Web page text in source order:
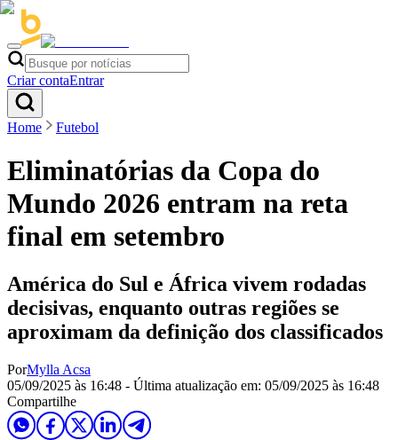
Criar contaEntrar
Home Futebol
Eliminatórias da Copa do
Mundo 2026 entram na reta
final em setembro
América do Sul e África vivem rodadas
decisivas, enquanto outras regiões se
aproximam da definição dos classificados
PorMylla Acsa
05/09/2025 às 16:48 - Última atualização em: 05/09/2025 às 16:48
Compartilhe